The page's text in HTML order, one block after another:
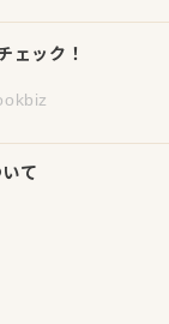
ェック！
て